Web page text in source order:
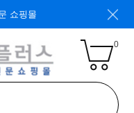
쇼핑몰
0